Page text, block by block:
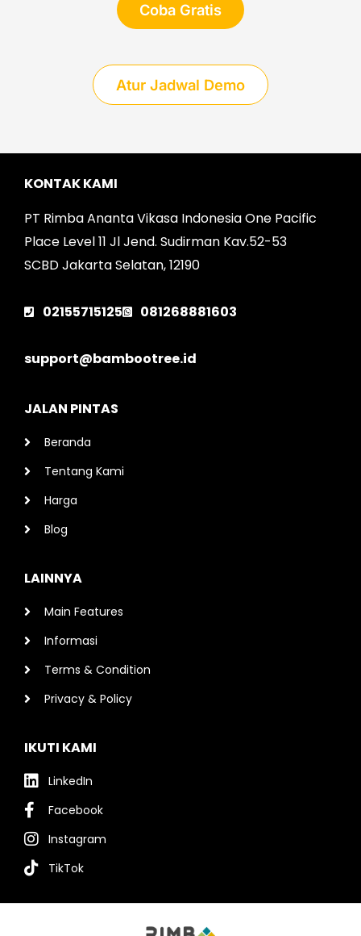
Coba Gratis
Atur Jadwal Demo
KONTAK KAMI
PT Rimba Ananta Vikasa Indonesia One Pacific
Place Level 11 Jl Jend. Sudirman Kav.52-53
SCBD Jakarta Selatan, 12190
02155715125 081268881603
support@bambootree.id
JALAN PINTAS
Beranda
Tentang Kami
Harga
Blog
LAINNYA
Main Features
Informasi
Terms & Condition
Privacy & Policy
IKUTI KAMI
LinkedIn
Facebook
Instagram
TikTok